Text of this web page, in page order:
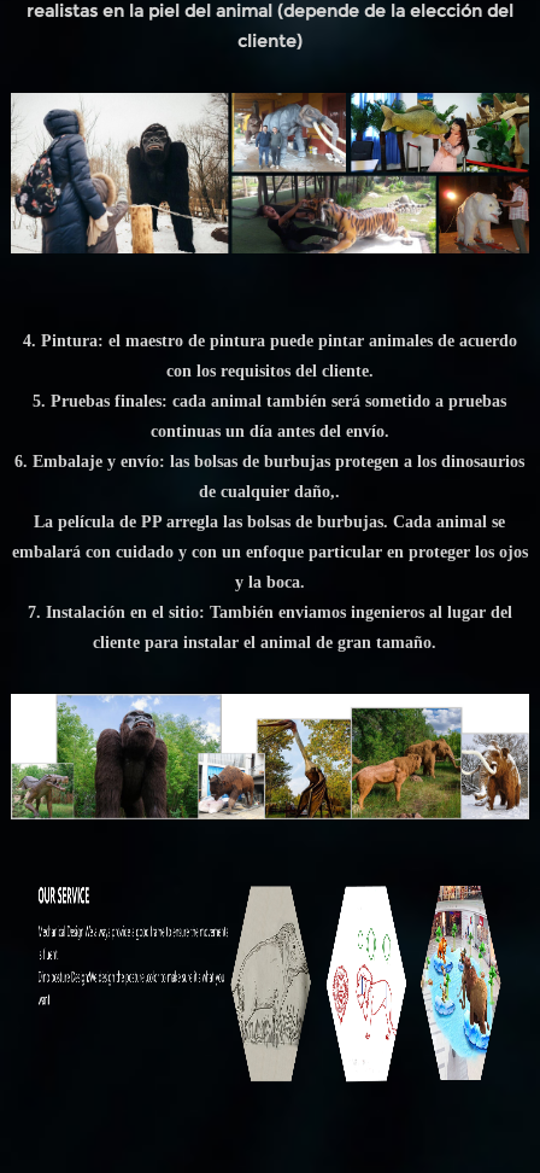
realistas en la piel del animal (depende de la elección del
cliente)
4. Pintura: el maestro de pintura puede pintar animales de acuerdo
con los requisitos del cliente.
5. Pruebas finales: cada animal también será sometido a pruebas
continuas un día antes del envío.
6. Embalaje y envío: las bolsas de burbujas protegen a los dinosaurios
de cualquier daño,.
La película de PP arregla las bolsas de burbujas. Cada animal se
embalará con cuidado y con un enfoque particular en proteger los ojos
y la boca.
7. Instalación en el sitio: También enviamos ingenieros al lugar del
cliente para instalar el animal de gran tamaño.